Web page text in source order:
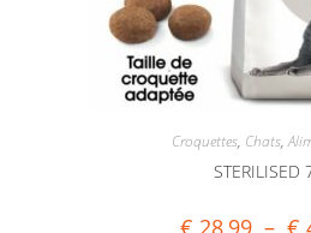
Croquettes, Chats,
STERILISED